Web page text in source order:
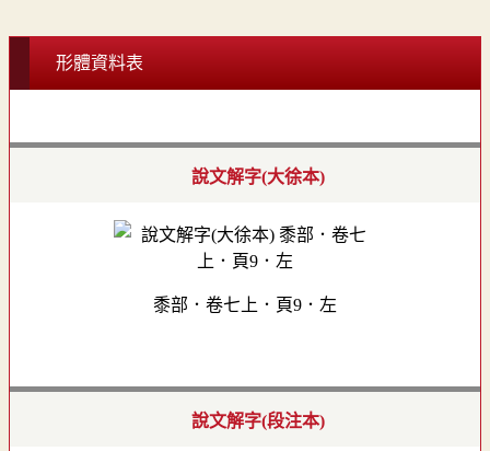
形體資料表
說文解字(大徐本)
黍部．卷七上．頁9．左
說文解字(段注本)